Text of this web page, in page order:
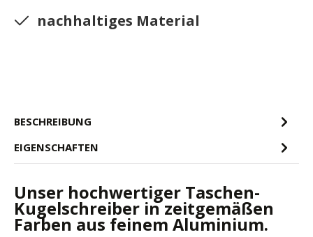
nachhaltiges Material
BESCHREIBUNG
EIGENSCHAFTEN
Unser hochwertiger Taschen-
Kugelschreiber in zeitgemäßen
Farben aus feinem Aluminium.